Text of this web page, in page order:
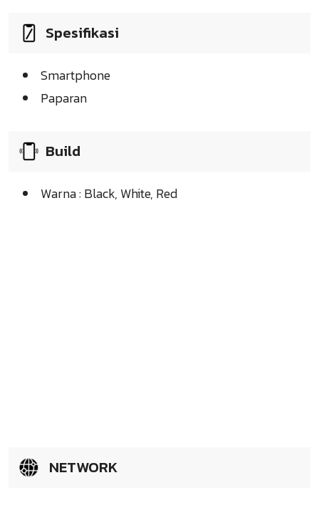
Spesifikasi
Smartphone
Paparan
Build
Warna : Black, White, Red
NETWORK